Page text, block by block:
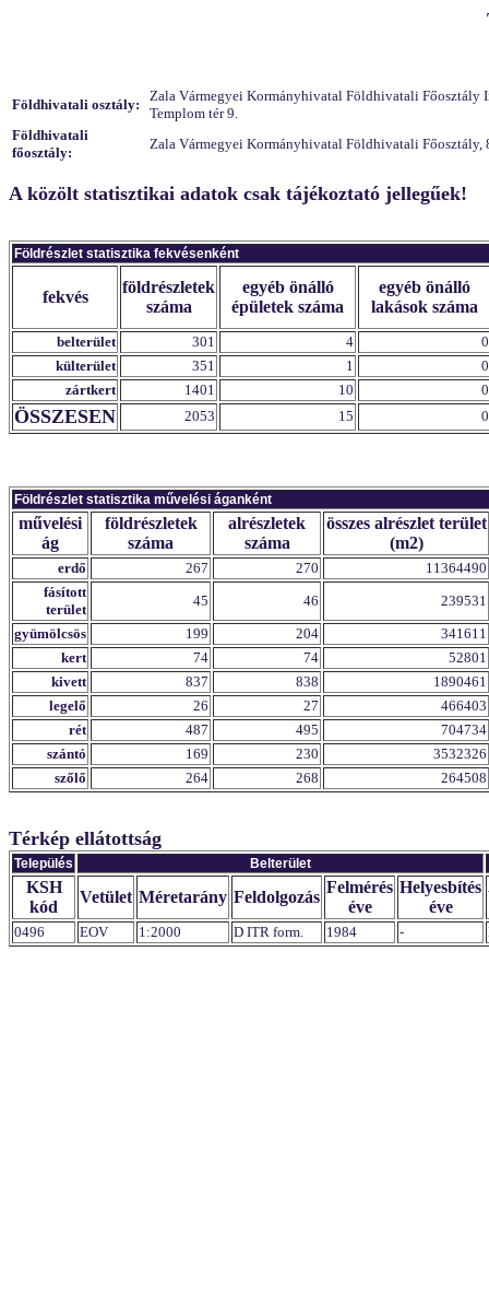
Földhivatali osztály:
Zala Vármegyei Kormányhivatal Földhivatali Főosztály
Templom tér 9.
Földhivatali
főosztály:
Zala Vármegyei Kormányhivatal Földhivatali Főosztály,
A közölt statisztikai adatok csak tájékoztató jellegűek!
Földrészlet statisztika fekvésenként
fekvés
földrészletek
száma
egyéb önálló
épületek száma
egyéb önálló
lakások száma
belterület 301 4
0
külterület
351 1
0
zártkert
1401 10 0
ÖSSZESEN 2053 15 0
Földrészlet statisztika művelési áganként
művelési
ág
földrészletek
száma
alrészletek
száma
összes alrészlet terület
(m2)
erdő 267 270
11364490
fásított
terület
45 46
239531
gyümölcsös
199 204
341611
kert
74 74
52801
kivett
837 838
1890461
legelő
26 27
466403
rét
487 495
704734
szántó
169 230
3532326
szőlő
264 268 264508
Térkép ellátottság
Település Belterület
KSH
kód
Vetület Méretarány Feldolgozás
Felmérés
éve
Helyesbítés
éve
0496 EOV 1:2000 D ITR form. 1984 -